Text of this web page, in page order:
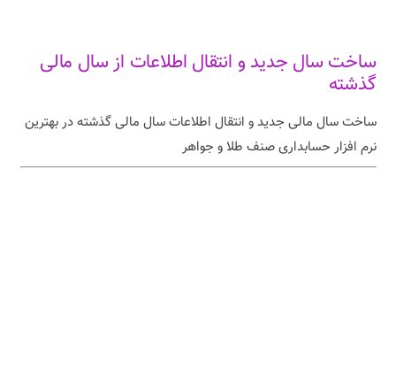
ساخت سال جدید و انتقال اطلاعات از سال مالی
گذشته
ساخت سال مالی جدید و انتقال اطلاعات سال مالی گذشته در بهترین
نرم افزار حسابداری صنف طلا و جواهر